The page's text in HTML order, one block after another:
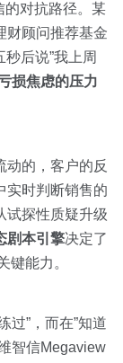
的对抗路径。某
财顾问推荐基金
后说”我上周
损焦虑的压力
动的，客户的反
实时判断销售的
探性质疑升级
剧本引擎决定了
键能力。
过”，而在”知道
智信Megaview